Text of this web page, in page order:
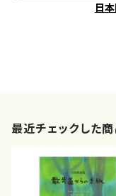
日
最近チェックした